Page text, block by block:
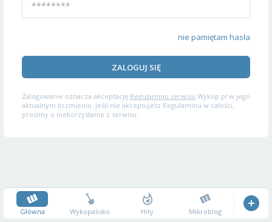
nie pamiętam hasła
ZALOGUJ SIĘ
Zalogowanie oznacza akceptację Regulaminu serwisu Wykop.pl w jego
aktualnym brzmieniu. Jeśli nie akceptujesz Regulaminu w całości,
prosimy o niekorzystanie z serwisu.
Główna Wykopalisko Hity Mikroblog